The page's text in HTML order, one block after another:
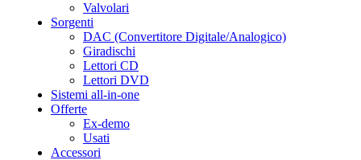
Valvolari
Sorgenti
DAC (Convertitore Digitale/Analogico)
Giradischi
Lettori CD
Lettori DVD
Sistemi all-in-one
Offerte
Ex-demo
Usati
Accessori